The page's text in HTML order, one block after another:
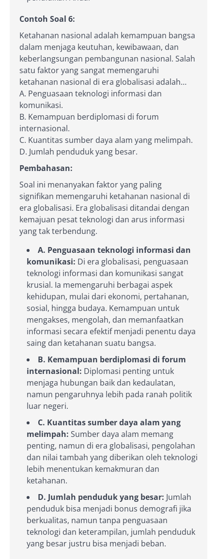
Contoh Soal 6:
Ketahanan nasional adalah kemampuan bangsa
dalam menjaga keutuhan, kewibawaan, dan
keberlangsungan pembangunan nasional. Salah
satu faktor yang sangat memengaruhi
ketahanan nasional di era globalisasi adalah…
A. Penguasaan teknologi informasi dan
komunikasi.
B. Kemampuan berdiplomasi di forum
internasional.
C. Kuantitas sumber daya alam yang melimpah.
D. Jumlah penduduk yang besar.
Pembahasan:
Soal ini menanyakan faktor yang paling
signifikan memengaruhi ketahanan nasional di
era globalisasi. Era globalisasi ditandai dengan
kemajuan pesat teknologi dan arus informasi
yang tak terbendung.
A. Penguasaan teknologi informasi dan
komunikasi: Di era globalisasi, penguasaan
teknologi informasi dan komunikasi sangat
krusial. Ia memengaruhi berbagai aspek
kehidupan, mulai dari ekonomi, pertahanan,
sosial, hingga budaya. Kemampuan untuk
mengakses, mengolah, dan memanfaatkan
informasi secara efektif menjadi penentu daya
saing dan ketahanan suatu bangsa.
B. Kemampuan berdiplomasi di forum
internasional: Diplomasi penting untuk
menjaga hubungan baik dan kedaulatan,
namun pengaruhnya lebih pada ranah politik
luar negeri.
C. Kuantitas sumber daya alam yang
melimpah: Sumber daya alam memang
penting, namun di era globalisasi, pengolahan
dan nilai tambah yang diberikan oleh teknologi
lebih menentukan kemakmuran dan
ketahanan.
D. Jumlah penduduk yang besar: Jumlah
penduduk bisa menjadi bonus demografi jika
berkualitas, namun tanpa penguasaan
teknologi dan keterampilan, jumlah penduduk
yang besar justru bisa menjadi beban.